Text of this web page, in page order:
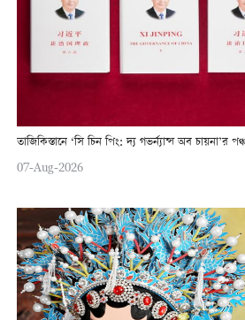
তাজিকিস্তানে ‘সি চিন পিং: দ্য গভর্ন্যান্স অব চায়না’র
07-Aug-2026